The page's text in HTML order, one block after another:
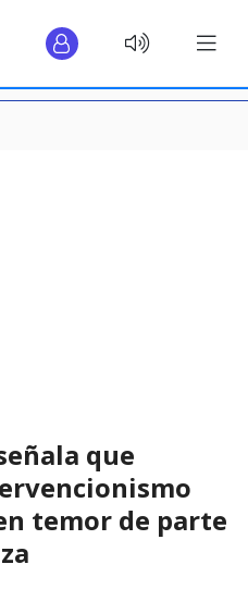
que
temor de parte